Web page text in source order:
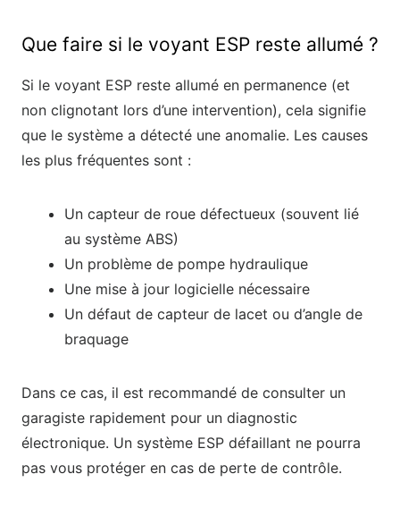
Que faire si le voyant ESP reste allumé ?
Si le voyant ESP reste allumé en permanence (et
non clignotant lors d’une intervention), cela signifie
que le système a détecté une anomalie. Les causes
les plus fréquentes sont :
Un capteur de roue défectueux (souvent lié
au système ABS)
Un problème de pompe hydraulique
Une mise à jour logicielle nécessaire
Un défaut de capteur de lacet ou d’angle de
braquage
Dans ce cas, il est recommandé de consulter un
garagiste rapidement pour un diagnostic
électronique. Un système ESP défaillant ne pourra
pas vous protéger en cas de perte de contrôle.